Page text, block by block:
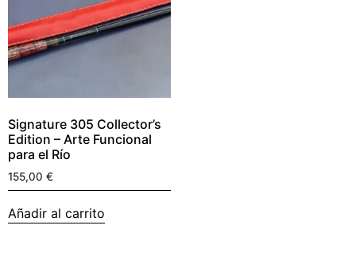
Signature 305 Collector’s
Edition – Arte Funcional
para el Río
155,00 €
Añadir al carrito